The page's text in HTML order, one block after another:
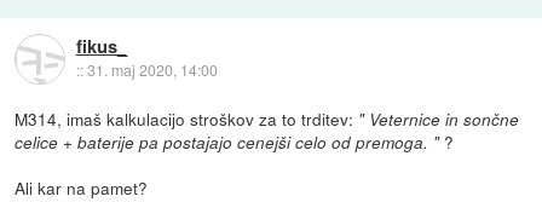
fikus_
::31. maj 2020, 14:00
M314, imaš kalkulacijo stroškov za to trditev: " Veternice in sončne
celice + baterije pa postajajo cenejši celo od premoga. "?
Ali kar na pamet?